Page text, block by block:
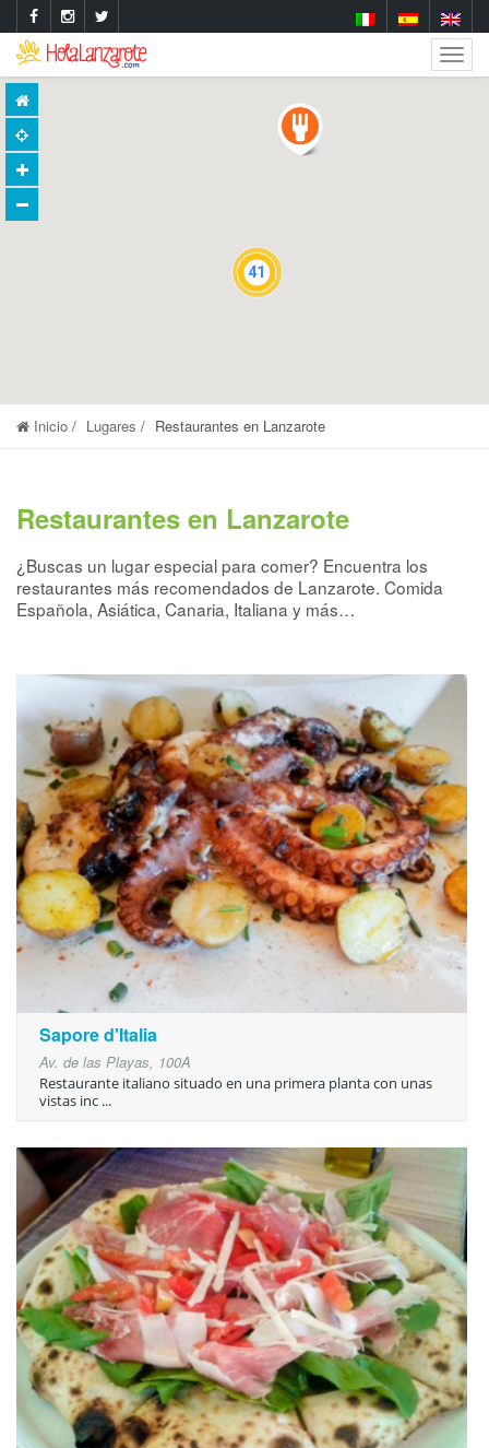
41
Inicio Lugares Restaurantes en Lanzarote
Restaurantes en Lanzarote
¿Buscas un lugar especial para comer? Encuentra los
restaurantes más recomendados de Lanzarote. Comida
Española, Asiática, Canaria, Italiana y más…
Sapore d'Italia
Av. de las Playas, 100A
Restaurante italiano situado en una primera planta con unas
vistas inc ...